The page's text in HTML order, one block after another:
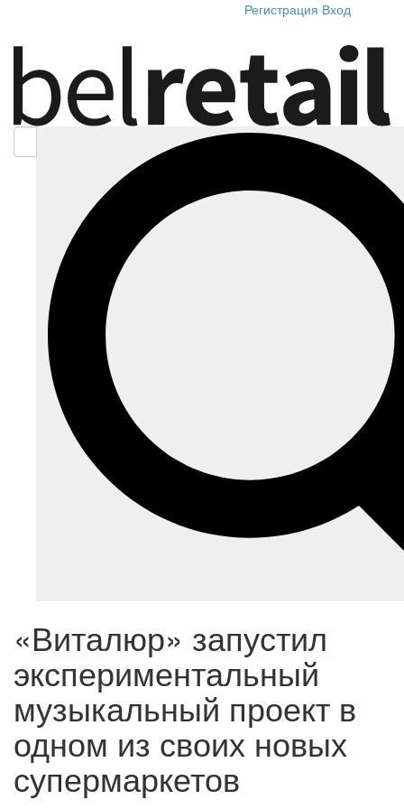
Регистрация Вход
«Виталюр» запустил
экспериментальный
музыкальный проект в
одном из своих новых
супермаркетов